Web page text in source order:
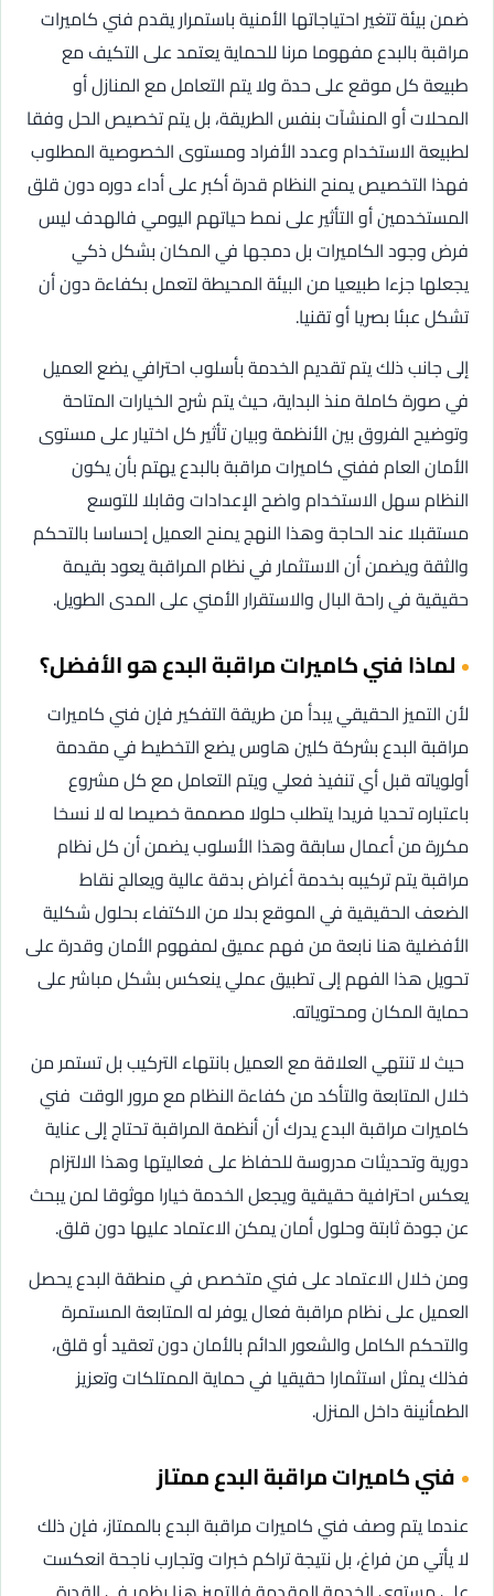
ضمن بيئة تتغير احتياجاتها الأمنية باستمرار يقدم فني كاميرات
مراقبة بالبدع مفهوما مرنا للحماية يعتمد على التكيف مع
طبيعة كل موقع على حدة ولا يتم التعامل مع المنازل أو
المحلات أو المنشآت بنفس الطريقة، بل يتم تخصيص الحل وفقا
لطبيعة الاستخدام وعدد الأفراد ومستوى الخصوصية المطلوب
فهذا التخصيص يمنح النظام قدرة أكبر على أداء دوره دون قلق
المستخدمين أو التأثير على نمط حياتهم اليومي فالهدف ليس
فرض وجود الكاميرات بل دمجها في المكان بشكل ذكي
يجعلها جزءا طبيعيا من البيئة المحيطة لتعمل بكفاءة دون أن
تشكل عبئا بصريا أو تقنيا.
إلى جانب ذلك يتم تقديم الخدمة بأسلوب احترافي يضع العميل
في صورة كاملة منذ البداية، حيث يتم شرح الخيارات المتاحة
وتوضيح الفروق بين الأنظمة وبيان تأثير كل اختيار على مستوى
الأمان العام ففني كاميرات مراقبة بالبدع يهتم بأن يكون
النظام سهل الاستخدام واضح الإعدادات وقابلا للتوسع
مستقبلا عند الحاجة وهذا النهج يمنح العميل إحساسا بالتحكم
والثقة ويضمن أن الاستثمار في نظام المراقبة يعود بقيمة
حقيقية في راحة البال والاستقرار الأمني على المدى الطويل.
لماذا فني كاميرات مراقبة البدع هو الأفضل؟
لأن التميز الحقيقي يبدأ من طريقة التفكير فإن فني كاميرات
مراقبة البدع بشركة كلين هاوس يضع التخطيط في مقدمة
أولوياته قبل أي تنفيذ فعلي ويتم التعامل مع كل مشروع
باعتباره تحديا فريدا يتطلب حلولا مصممة خصيصا له لا نسخا
مكررة من أعمال سابقة وهذا الأسلوب يضمن أن كل نظام
مراقبة يتم تركيبه بخدمة أغراض بدقة عالية ويعالج نقاط
الضعف الحقيقية في الموقع بدلا من الاكتفاء بحلول شكلية
الأفضلية هنا نابعة من فهم عميق لمفهوم الأمان وقدرة على
تحويل هذا الفهم إلى تطبيق عملي ينعكس بشكل مباشر على
حماية المكان ومحتوياته.
حيث لا تنتهي العلاقة مع العميل بانتهاء التركيب بل تستمر من
خلال المتابعة والتأكد من كفاءة النظام مع مرور الوقت فني
كاميرات مراقبة البدع يدرك أن أنظمة المراقبة تحتاج إلى عناية
دورية وتحديثات مدروسة للحفاظ على فعاليتها وهذا الالتزام
يعكس احترافية حقيقية ويجعل الخدمة خيارا موثوقا لمن يبحث
عن جودة ثابتة وحلول أمان يمكن الاعتماد عليها دون قلق.
ومن خلال الاعتماد على فني متخصص في منطقة البدع يحصل
العميل على نظام مراقبة فعال يوفر له المتابعة المستمرة
والتحكم الكامل والشعور الدائم بالأمان دون تعقيد أو قلق،
فذلك يمثل استثمارا حقيقيا في حماية الممتلكات وتعزيز
الطمأنينة داخل المنزل.
فني كاميرات مراقبة البدع ممتاز
عندما يتم وصف فني كاميرات مراقبة البدع بالممتاز، فإن ذلك
لا يأتي من فراغ، بل نتيجة تراكم خبرات وتجارب ناجحة انعكست